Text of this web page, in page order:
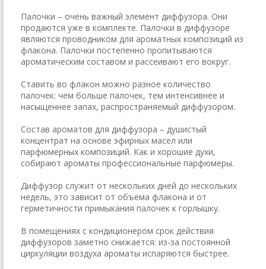
Палочки – очень важный элемент диффузора. Они
продаются уже в комплекте. Палочки в диффузоре
являются проводником для ароматных композиций из
флакона. Палочки постепенно пропитываются
ароматическим составом и рассеивают его вокруг.
Ставить во флакон можно разное количество
палочек: чем больше палочек, тем интенсивнее и
насыщеннее запах, распространяемый диффузором.
Состав ароматов для диффузора – душистый
концентрат на основе эфирных масел или
парфюмерных композиций. Как и хорошие духи,
собирают ароматы профессиональные парфюмеры.
Диффузор служит от нескольких дней до нескольких
недель, это зависит от объема флакона и от
герметичности примыкания палочек к горлышку.
В помещениях с кондиционером срок действия
диффузоров заметно снижается: из-за постоянной
циркуляции воздуха ароматы испаряются быстрее.